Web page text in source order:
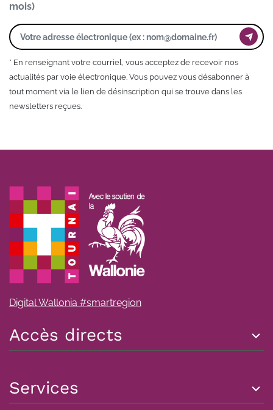
mois)
* En renseignant votre courriel, vous acceptez de recevoir nos
actualités par voie électronique. Vous pouvez vous désabonner à
tout moment via le lien de désinscription qui se trouve dans les
newsletters reçues.
Digital Wallonia #smartregion
Accès directs
Services